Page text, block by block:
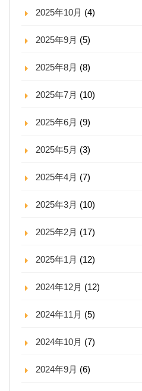
2025年10月 (4)
2025年9月 (5)
2025年8月 (8)
2025年7月 (10)
2025年6月 (9)
2025年5月 (3)
2025年4月 (7)
2025年3月 (10)
2025年2月 (17)
2025年1月 (12)
2024年12月 (12)
2024年11月 (5)
2024年10月 (7)
2024年9月 (6)